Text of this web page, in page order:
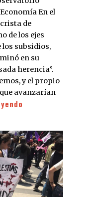
En el
de
de los ejes
los subsidios,
en su
herencia”.
y el propio
avanzarían